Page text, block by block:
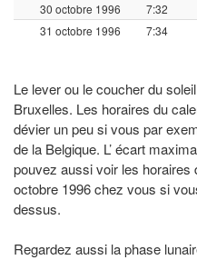
30 octobre 1996
7:32
31 octobre 1996
7:34
Le lever ou le coucher du
Bruxelles. Les horaires du
dévier un peu si vous par
de la Belgique. L’ écart
pouvez aussi voir les horaires
octobre 1996 chez vous si
dessus.
Regardez aussi la phase